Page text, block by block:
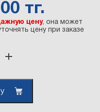
тг.
цену, она может
цену при заказе